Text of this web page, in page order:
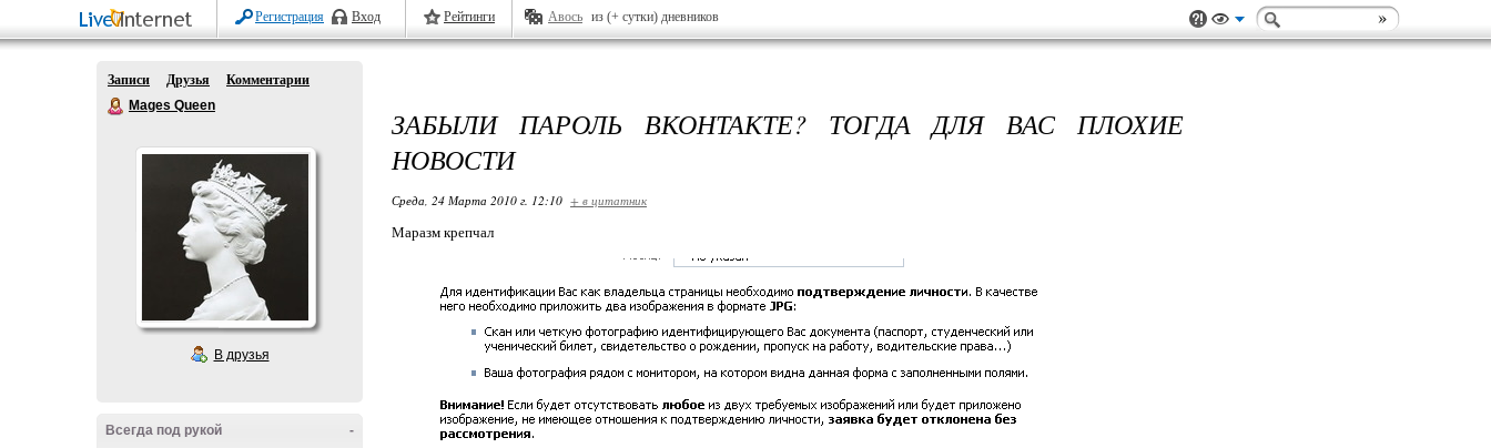
Регистрация Вход Рейтинги Авось из (+ сутки) дневников
Записи Друзья
Комментарии
Mages Queen
В друзья
-
Всегда под рукой
ЗАБЫЛИ ПАРОЛЬ ВКОНТАКТЕ? ТОГДА ДЛЯ ВАС ПЛОХИЕ
НОВОСТИ
Среда, 24 Марта 2010 г. 12:10 + в цитатник
Маразм крепчал